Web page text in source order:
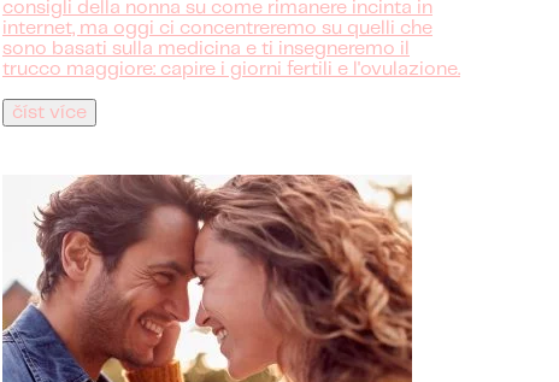
consigli della nonna su come rimanere incinta in
internet, ma oggi ci concentreremo su quelli che
sono basati sulla medicina e ti insegneremo il
trucco maggiore: capire i giorni fertili e l'ovulazione.
číst více